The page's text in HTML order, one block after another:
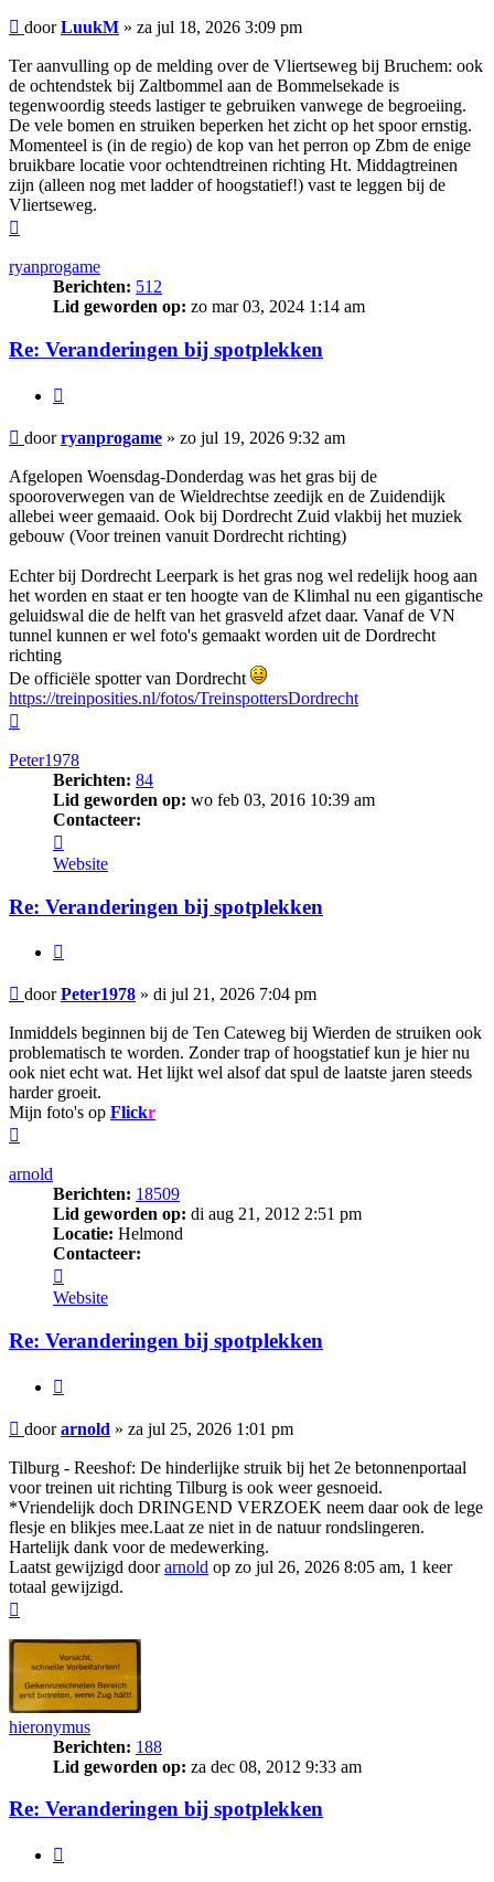
Bericht
doorLuukM » za jul 18, 2026 3:09 pm
Ter aanvulling op de melding over de Vliertseweg bij Bruchem: ook
de ochtendstek bij Zaltbommel aan de Bommelsekade is
tegenwoordig steeds lastiger te gebruiken vanwege de begroeiing.
De vele bomen en struiken beperken het zicht op het spoor ernstig.
Momenteel is (in de regio) de kop van het perron op Zbm de enige
bruikbare locatie voor ochtendtreinen richting Ht. Middagtreinen
zijn (alleen nog met ladder of hoogstatief!) vast te leggen bij de
Vliertseweg.
ryanprogame
Berichten: 512
Lid geworden op: zo mar 03, 2024 1:14 am
Re: Veranderingen bij spotplekken
Bericht
doorryanprogame » zo jul 19, 2026 9:32 am
Afgelopen Woensdag-Donderdag was het gras bij de
spooroverwegen van de Wieldrechtse zeedijk en de Zuidendijk
allebei weer gemaaid. Ook bij Dordrecht Zuid vlakbij het muziek
gebouw (Voor treinen vanuit Dordrecht richting)
Echter bij Dordrecht Leerpark is het gras nog wel redelijk hoog aan
het worden en staat er ten hoogte van de Klimhal nu een gigantische
geluidswal die de helft van het grasveld afzet daar. Vanaf de VN
tunnel kunnen er wel foto's gemaakt worden uit de Dordrecht
richting
De officiële spotter van Dordrecht
https://treinposities.nl/fotos/TreinspottersDordrecht
Peter1978
Berichten: 84
Lid geworden op: wo feb 03, 2016 10:39 am
Contacteer:
Peter1978
Website
Re: Veranderingen bij spotplekken
Bericht
doorPeter1978 » di jul 21, 2026 7:04 pm
Inmiddels beginnen bij de Ten Cateweg bij Wierden de struiken ook
problematisch te worden. Zonder trap of hoogstatief kun je hier nu
ook niet echt wat. Het lijkt wel alsof dat spul de laatste jaren steeds
harder groeit.
Mijn foto's op Flickr
arnold
Berichten: 18509
Lid geworden op: di aug 21, 2012 2:51 pm
Locatie: Helmond
Contacteer:
arnold
Website
Re: Veranderingen bij spotplekken
Bericht
doorarnold » za jul 25, 2026 1:01 pm
Tilburg - Reeshof: De hinderlijke struik bij het 2e betonnenportaal
voor treinen uit richting Tilburg is ook weer gesnoeid.
*Vriendelijk doch DRINGEND VERZOEK neem daar ook de lege
flesje en blikjes mee.Laat ze niet in de natuur rondslingeren.
Hartelijk dank voor de medewerking.
Laatst gewijzigd doorarnold op zo jul 26, 2026 8:05 am, 1 keer
totaal gewijzigd.
hieronymus
Berichten: 188
Lid geworden op: za dec 08, 2012 9:33 am
Re: Veranderingen bij spotplekken